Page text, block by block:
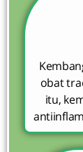
obat
itu,